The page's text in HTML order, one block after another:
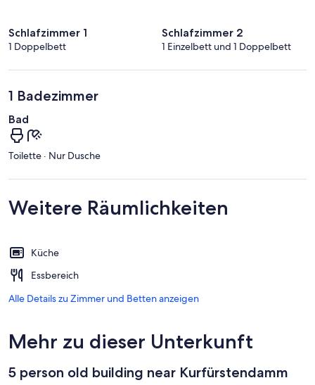
Schlafzimmer 1
1 Doppelbett
Schlafzimmer 2
1 Einzelbett und 1 Doppelbett
1 Badezimmer
Bad
Toilette · Nur Dusche
Weitere Räumlichkeiten
Küche
Essbereich
Alle Details zu Zimmer und Betten anzeigen
Mehr zu dieser Unterkunft
5 person old building near Kurfürstendamm